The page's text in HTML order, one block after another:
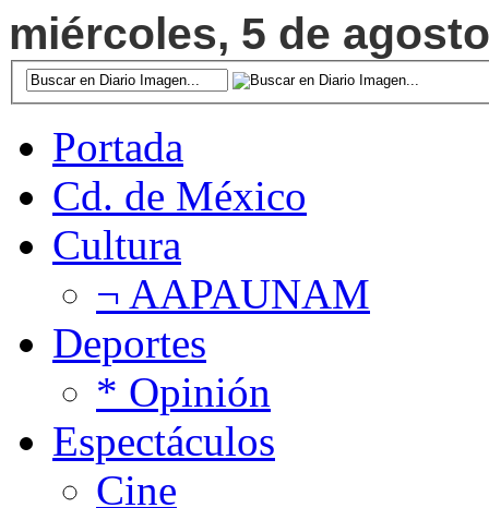
miércoles, 5 de
Portada
Cd. de México
Cultura
¬ AAPAUNAM
Deportes
* Opinión
Espectáculos
Cine